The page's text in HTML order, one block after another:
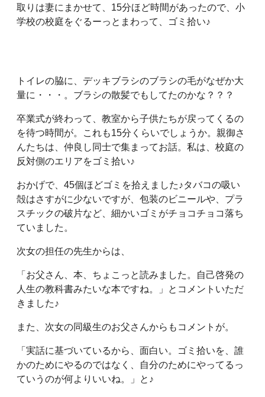
取りは妻にまかせて、15分ほど時間があったので、小
学校の校庭をぐるーっとまわって、ゴミ拾い♪
トイレの脇に、デッキブラシのブラシの毛がなぜか大
量に・・・。ブラシの散髪でもしてたのかな？？？
卒業式が終わって、教室から子供たちが戻ってくるの
を待つ時間が。これも15分くらいでしょうか。親御さ
んたちは、仲良し同士で集まってお話。私は、校庭の
反対側のエリアをゴミ拾い♪
おかげで、45個ほどゴミを拾えました♪タバコの吸い
殻はさすがに少ないですが、包装のビニールや、プラ
スチックの破片など、細かいゴミがチョコチョコ落ち
ていました。
次女の担任の先生からは、
「お父さん、本、ちょこっと読みました。自己啓発の
人生の教科書みたいな本ですね。」とコメントいただ
きました♪
また、次女の同級生のお父さんからもコメントが。
「実話に基づいているから、面白い。ゴミ拾いを、誰
かのためにやるのではなく、自分のためにやってるっ
ていうのが何よりいいね。」と♪